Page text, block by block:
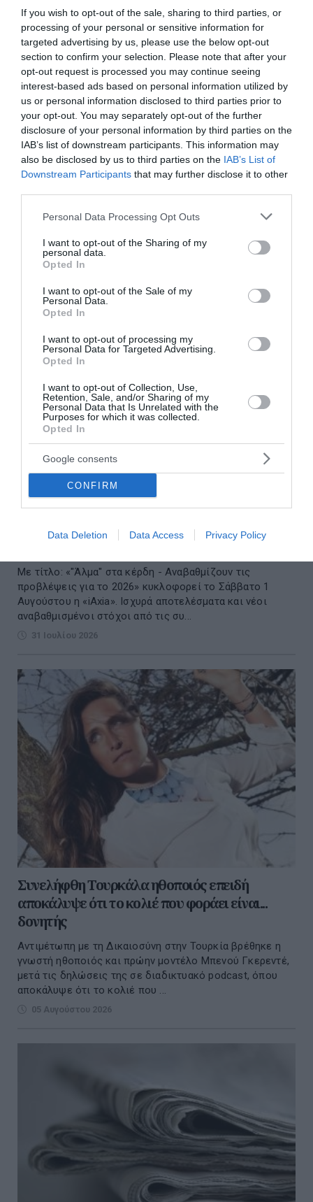
If you wish to opt-out of the sale, sharing to third parties, or
processing of your personal or sensitive information for
targeted advertising by us, please use the below opt-out
section to confirm your selection. Please note that after your
opt-out request is processed you may continue seeing
interest-based ads based on personal information utilized by
us or personal information disclosed to third parties prior to
your opt-out. You may separately opt-out of the further
disclosure of your personal information by third parties on the
IAB’s list of downstream participants. This information may
also be disclosed by us to third parties on the IAB’s List of
Downstream Participants that may further disclose it to other
Please note that this website/app uses one or more Google
not limited to your visit or usage behaviour. You may click to
grant or deny consent to Google and its third-party tags to
use your data for below specified purposes in below Google
consent section.
Personal Data Processing Opt Outs
I want to opt-out of the Sharing of my
personal data.
Opted In
I want to opt-out of the Sale of my
Personal Data.
Opted In
I want to opt-out of processing my
Personal Data for Targeted Advertising.
Opted In
I want to opt-out of Collection, Use,
Retention, Sale, and/or Sharing of my
Personal Data that Is Unrelated with the
Purposes for which it was collected.
Opted In
Google consents
CONFIRM
Data Deletion Data Access Privacy Policy
Η νέα Mercedes-Benz GLB: επαναπροσδιορίζει την
οικογενειακή κινητικότητα με έμφαση στην πολυτέλεια,
στην πρακτικότητα και στην ασφάλεια
Ιράν και Ομάν κατέληξαν σε συμφωνία 60 ημερών για τα
Στενά του Ορμούζ
Πυρκαγιά στην Aγία Μαρίνα Ηλείας
Δούρου: Θολή συμφωνία που αφήνει ανοικτά ερωτήματα
σχετικά με τα κυριαρχικά δικαιώματα της Ελλάδας έναντι
της τουρκικής επιθετικότητας
θάλασσα
διαβάστε ακόμη
Στην «iAxia»: «Άλμα» στα κέρδη -
Με τίτλο: «"Άλμα" στα κέρδη - Αναβαθμίζουν τις
προβλέψεις για το 2026» κυκλοφορεί το Σάββατο 1
Αυγούστου η «iAxia». Ισχυρά αποτελέσματα και νέοι
αναβαθμισμένοι στόχοι από τις συ...
31 Ιουλίου 2026
Συνελήφθη Τουρκάλα ηθοποιός επειδή
αποκάλυψε ότι το κολιέ που φοράει είναι...
δονητής
Αντιμέτωπη με τη Δικαιοσύνη στην Τουρκία βρέθηκε η
γνωστή ηθοποιός και πρώην μοντέλο Μπενού Γκερεντέ,
μετά τις δηλώσεις της σε διαδικτυακό podcast, όπου
αποκάλυψε ότι το κολιέ που ...
05 Αυγούστου 2026